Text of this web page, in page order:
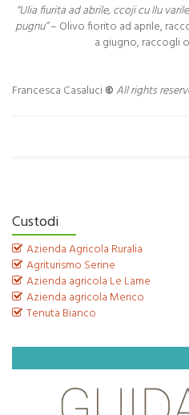
“Ulia fiurita ad abrile, ccoji cu llu
pugnu”– Olivo fiorito ad aprile,
a giugno, raccogli
Francesca Casaluci ©All rights
Custodi
Azienda Agricola Ruralia
Agriturismo Serine
Azienda agricola Le Lame
Azienda agricola Merico
Tenuta Bianco